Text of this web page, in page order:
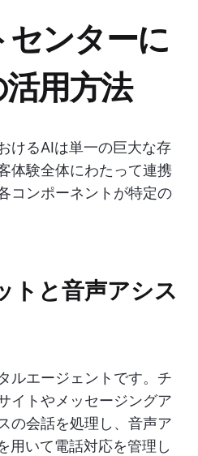
センターに
用方法
けるAIは単一の巨大な存
体験全体にわたって連携
コンポーネントが特定の
トと音声アシス
ルエージェントです。チ
イトやメッセージングア
の会話を処理し、音声ア
用いて電話対応を管理し